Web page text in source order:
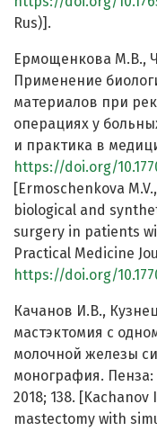
Rus)].
Ермощенкова М.В.,
Применение
материалов при
операциях у
и практика в
https://doi.org/
[Ermoschenkova
biological and
surgery in patients
Practical Medicine
https://doi.org/
Качанов И.В.,
мастэктомия с
молочной железы
монография.
2018; 138.
mastectomy with